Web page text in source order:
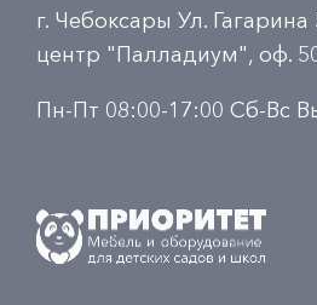
г. Чебоксары Ул.
центр "Палладиум", оф.
Пн-Пт 08:00-17:00 Сб-Вс